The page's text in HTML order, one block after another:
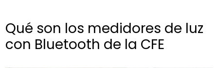
Qué son los medidores de luz
con Bluetooth de la CFE